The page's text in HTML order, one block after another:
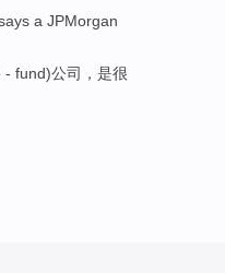
a JPMorgan
- fund)公司 ， 是很